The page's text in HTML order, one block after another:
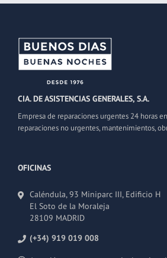
CIA. DE ASISTENCIAS GENERALES, S.A.
Empresa de reparaciones urgentes 24 horas
reparaciones no urgentes, mantenimientos,
OFICINAS
Caléndula, 93 Miniparc III, Edificio H
El Soto de la Moraleja
28109 MADRID
(+34) 919 019 008